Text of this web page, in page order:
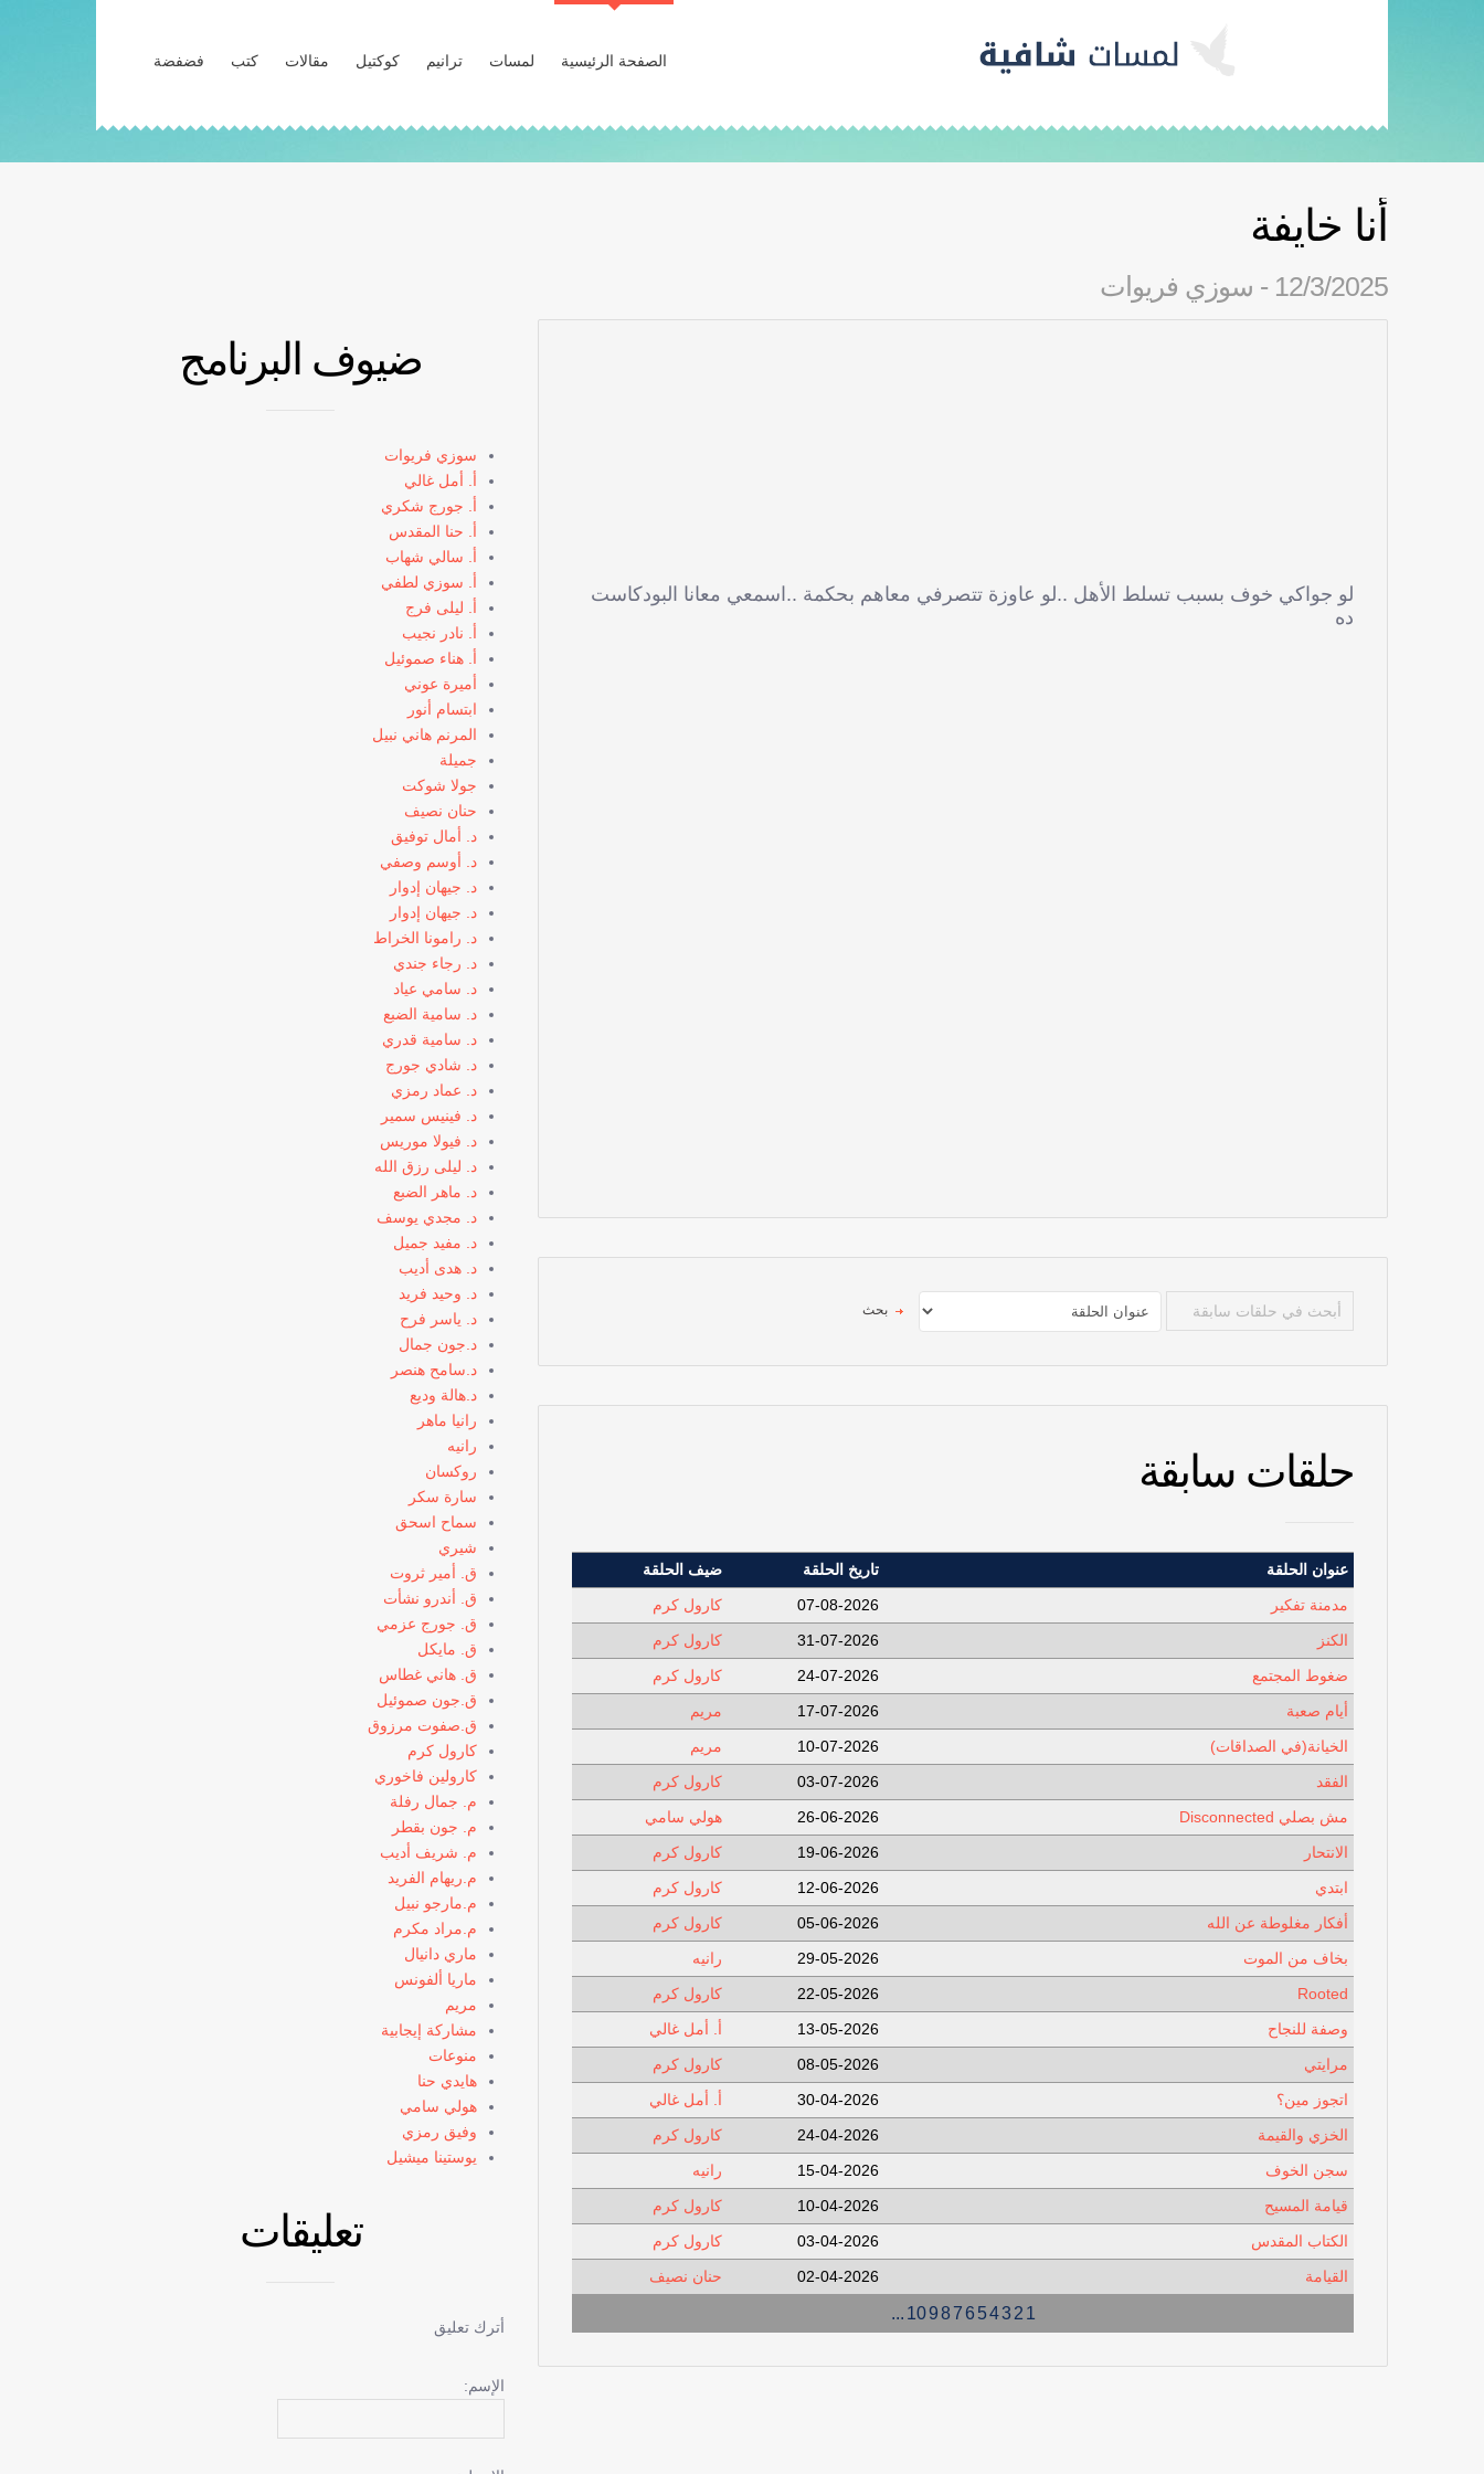
الصفحة الرئيسية لمسات ترانيم كوكتيل مقالات كتب فضفضة
أنا خايفة
12/3/2025 - سوزي فريوات
لو جواكي خوف بسبب تسلط الأهل ..لو عاوزة تتصرفي معاهم بحكمة ..اسمعي معانا البودكاست
ده
حلقات سابقة
عنوان الحلقة تاريخ الحلقة
ضيف الحلقة
مدمنة تفكير
07-08-2026
كارول كرم
الكنز
31-07-2026
كارول كرم
ضغوط المجتمع
24-07-2026
كارول كرم
أيام صعبة
17-07-2026
مريم
الخيانة(في الصداقات)
10-07-2026
مريم
الفقد
03-07-2026
كارول كرم
مش بصلي Disconnected
26-06-2026
هولي سامي
الانتحار
19-06-2026
كارول كرم
ابتدي
12-06-2026
كارول كرم
أفكار مغلوطة عن الله
05-06-2026
كارول كرم
بخاف من الموت
29-05-2026
رانيه
Rooted
22-05-2026
كارول كرم
وصفة للنجاح
13-05-2026
أ. أمل غالي
مرايتي
08-05-2026
كارول كرم
اتجوز مين؟
30-04-2026
أ. أمل غالي
الخزي والقيمة
24-04-2026
كارول كرم
سجن الخوف
15-04-2026
رانيه
قيامة المسيح
10-04-2026
كارول كرم
الكتاب المقدس
03-04-2026
كارول كرم
القيامة
02-04-2026 حنان نصيف
1
2
3
4
5
6
7
8
9
10
...
ضيوف البرنامج
سوزي فريوات
أ. أمل غالي
أ. جورج شكري
أ. حنا المقدس
أ. سالي شهاب
أ. سوزي لطفي
أ. ليلى فرج
أ. نادر نجيب
أ. هناء صموئيل
أميرة عوني
ابتسام أنور
المرنم هاني نبيل
جميلة
جولا شوكت
حنان نصيف
د. أمال توفيق
د. أوسم وصفي
د. جيهان إدوار
د. جيهان إدوار
د. رامونا الخراط
د. رجاء جندي
د. سامي عياد
د. سامية الضبع
د. سامية قدري
د. شادي جورج
د. عماد رمزي
د. فينيس سمير
د. فيولا موريس
د. ليلى رزق الله
د. ماهر الضبع
د. مجدي يوسف
د. مفيد جميل
د. هدى أديب
د. وحيد فريد
د. ياسر فرح
د.جون جمال
د.سامح هنصر
د.هالة وديع
رانيا ماهر
رانيه
روكسان
سارة سكر
سماح اسحق
شيري
ق. أمير ثروت
ق. أندرو نشأت
ق. جورج عزمي
ق. مايكل
ق. هاني غطاس
ق.جون صموئيل
ق.صفوت مرزوق
كارول كرم
كارولين فاخوري
م. جمال رفلة
م. جون بقطر
م. شريف أديب
م.ريهام الفريد
م.مارجو نبيل
م.مراد مكرم
ماري دانيال
ماريا ألفونس
مريم
مشاركة إيجابية
منوعات
هايدي حنا
هولي سامي
وفيق رمزي
يوستينا ميشيل
تعليقات
أترك تعليق
الإسم: